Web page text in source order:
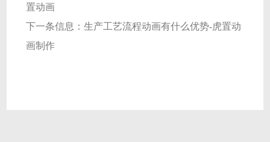
置动画
下一条信息：生产工艺流程动画有什么优势-虎置动
画制作